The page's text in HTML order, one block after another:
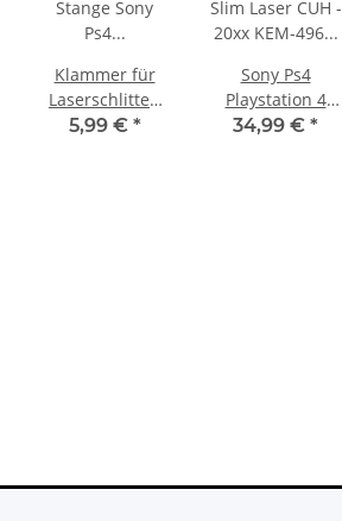
Klammer für
Laserschlitten
Stange Sony Ps4
5,99 € *
Sony Ps4
Playstation 4
Slim Laser CUH -
34,99 € *